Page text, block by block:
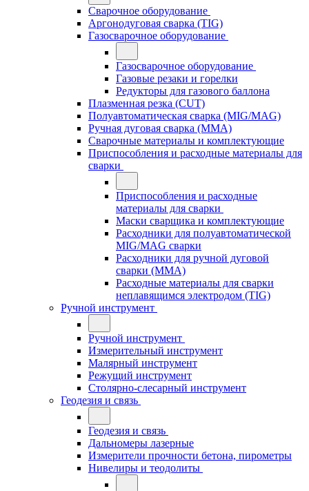
Сварочное оборудование
Аргонодуговая сварка (TIG)
Газосварочное оборудование
Газосварочное оборудование
Газовые резаки и горелки
Редукторы для газового баллона
Плазменная резка (CUT)
Полуавтоматическая сварка (MIG/MAG)
Ручная дуговая сварка (MMA)
Сварочные материалы и комплектующие
Приспособления и расходные материалы для
сварки
Приспособления и расходные
материалы для сварки
Маски сварщика и комплектующие
Расходники для полуавтоматической
MIG/MAG сварки
Расходники для ручной дуговой
сварки (MMA)
Расходные материалы для сварки
неплавящимся электродом (TIG)
Ручной инструмент
Ручной инструмент
Измерительный инструмент
Малярный инструмент
Режущий инструмент
Столярно-слесарный инструмент
Геодезия и связь
Геодезия и связь
Дальномеры лазерные
Измерители прочности бетона, пирометры
Нивелиры и теодолиты